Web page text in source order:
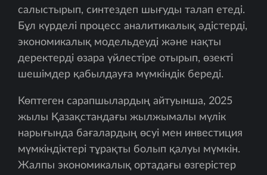
салыстырып, синтездеп шығуды талап етеді.
Бұл күрделі процесс аналитикалық әдістерді,
экономикалық модельдеуді және нақты
деректерді өзара үйлестіре отырып, өзекті
шешімдер қабылдауға мүмкіндік береді.
Көптеген сарапшылардың айтуынша, 2025
жылы Қазақстандағы жылжымалы мүлік
нарығында бағалардың өсуі мен инвестиция
мүмкіндіктері тұрақты болып қалуы мүмкін.
Жалпы экономикалық ортадағы өзгерістер